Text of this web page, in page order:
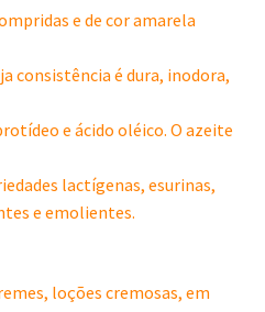
e de cor amarela
consistência é dura, inodora,
e ácido oléico. O azeite
lactígenas, esurinas,
e emolientes.
loções cremosas, em